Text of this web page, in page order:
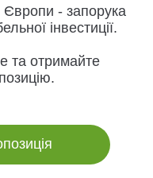
Європи - запорука
інвестиції.
та отримайте